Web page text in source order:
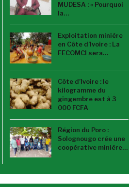
MUDESA : « Pourquoi
la…
Exploitation minière
en Côte d’Ivoire : La
FECOMCI sera…
Côte d’Ivoire : le
kilogramme du
gingembre est à 3
000 FCFA
Région du Poro :
Solognougo crée une
coopérative minière…